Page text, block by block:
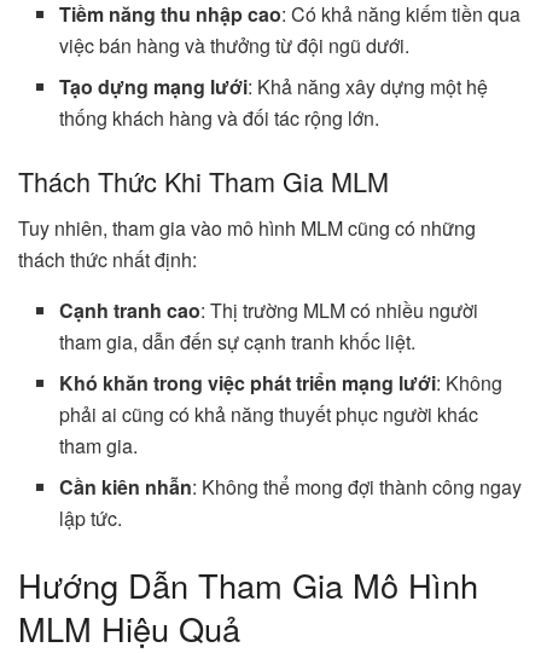
Tiềm năng thu nhập cao: Có khả năng kiếm tiền qua
việc bán hàng và thưởng từ đội ngũ dưới.
Tạo dựng mạng lưới: Khả năng xây dựng một hệ
thống khách hàng và đối tác rộng lớn.
Thách Thức Khi Tham Gia MLM
Tuy nhiên, tham gia vào mô hình MLM cũng có những
thách thức nhất định:
Cạnh tranh cao: Thị trường MLM có nhiều người
tham gia, dẫn đến sự cạnh tranh khốc liệt.
Khó khăn trong việc phát triển mạng lưới: Không
phải ai cũng có khả năng thuyết phục người khác
tham gia.
Cần kiên nhẫn: Không thể mong đợi thành công ngay
lập tức.
Hướng Dẫn Tham Gia Mô Hình
MLM Hiệu Quả